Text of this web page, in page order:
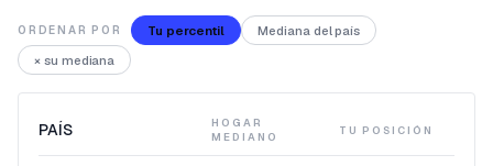
ORDENAR POR Tu percentil
Mediana del país
× su mediana
PAÍS
HOGAR
MEDIANO
TU POSICIÓN